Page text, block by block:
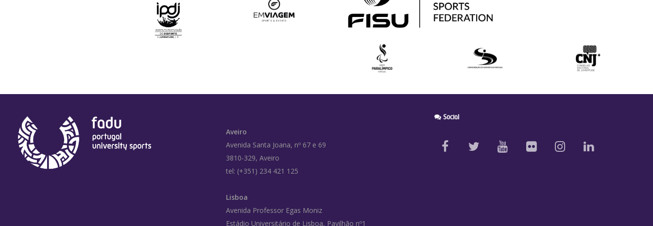
Aveiro
Avenida Santa Joana, nº 67 e 69
3810-329, Aveiro
tel: (+351) 234 421 125
Lisboa
Avenida Professor Egas Moniz
Estádio Universitário de Lisboa, Pavilhão nº1
Social